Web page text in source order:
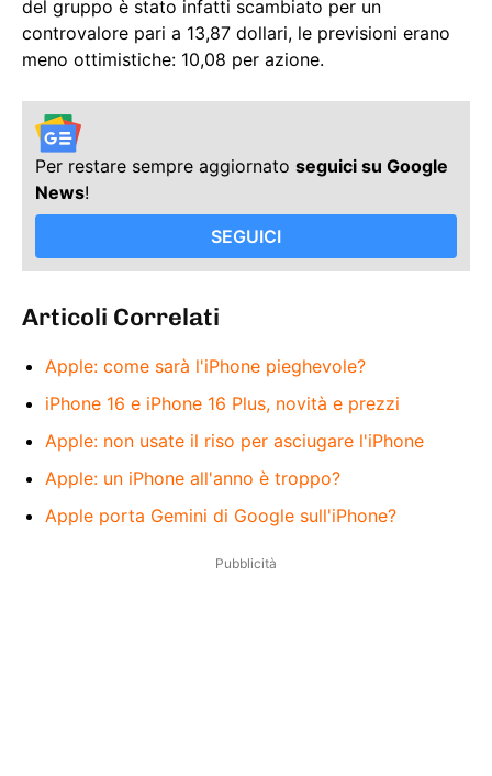
del gruppo è stato infatti scambiato per un
controvalore pari a 13,87 dollari, le previsioni erano
meno ottimistiche: 10,08 per azione.
Per restare sempre aggiornato seguici su Google
News!
SEGUICI
Articoli Correlati
Apple: come sarà l'iPhone pieghevole?
iPhone 16 e iPhone 16 Plus, novità e prezzi
Apple: non usate il riso per asciugare l'iPhone
Apple: un iPhone all'anno è troppo?
Apple porta Gemini di Google sull'iPhone?
Pubblicità